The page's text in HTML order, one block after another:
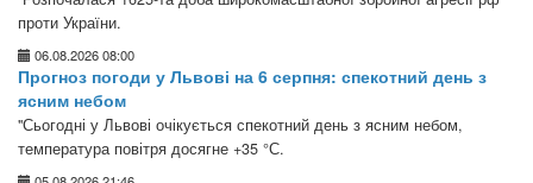
проти України.
06.08.2026 08:00
Прогноз погоди у Львові на 6 серпня: спекотний день з
ясним небом
"Сьогодні у Львові очікується спекотний день з ясним небом,
температура повітря досягне +35 °С.